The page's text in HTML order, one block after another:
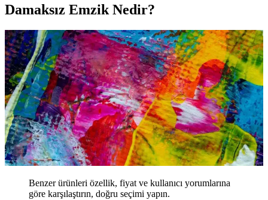
Damaksız Emzik Nedir?
Benzer ürünleri özellik, fiyat ve kullanıcı yorumlarına
göre karşılaştırın, doğru seçimi yapın.